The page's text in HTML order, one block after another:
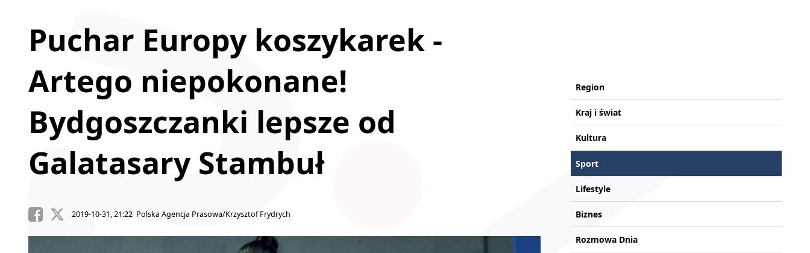
Puchar Europy koszykarek -
Artego niepokonane!
Bydgoszczanki lepsze od
Galatasary Stambuł
2019-10-31, 21:22 Polska Agencja Prasowa/Krzysztof Frydrych
Region
Kraj i świat
Kultura
Sport
Lifestyle
Biznes
Rozmowa Dnia